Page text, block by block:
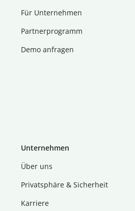
Für Unternehmen
Partnerprogramm
Demo anfragen
Unternehmen
Über uns
Privatsphäre & Sicherheit
Karriere